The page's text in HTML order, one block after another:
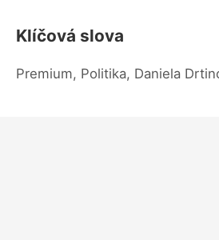
Klíčová slova
Premium, Politika, Daniela